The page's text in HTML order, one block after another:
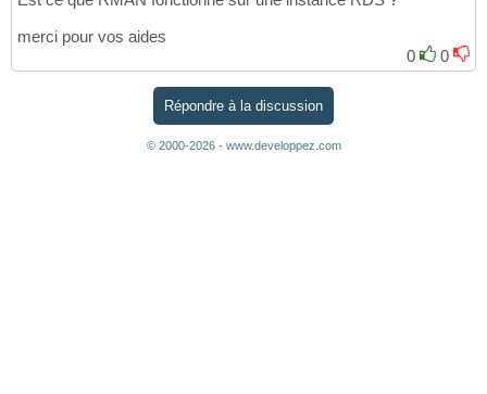
merci pour vos aides
0
0
Répondre à la discussion
© 2000-2026 - www.developpez.com